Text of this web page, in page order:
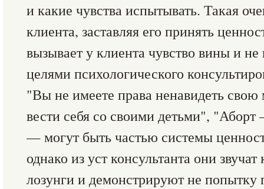
и какие чувства испытывать. Такая
клиента, заставляя его принять
вызывает у клиента чувство вины и
целями психологического
"Вы не имеете права ненавидеть
вести себя со своими детьми", "Аборт
— могут быть частью системы
однако из уст консультанта они
лозунги и демонстрируют не попытку